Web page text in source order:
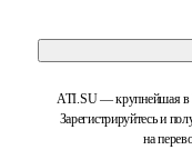
ATI.SU — крупнейшая в
Зарегистрируйтесь и
на